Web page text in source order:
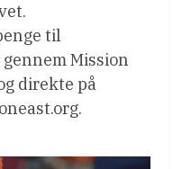
til
Mission
direkte på